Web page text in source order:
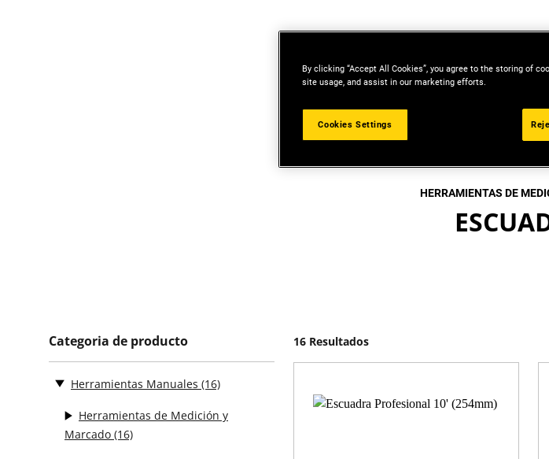
HERRAMIENTAS DE
Categoria de producto
Herramientas Manuales (16)
Herramientas de Medición y
Marcado (16)
16 Resultados
By clicking “Accept All Cookies”, you agree to the storing of
site usage, and assist in our marketing efforts.
Cookies Settings